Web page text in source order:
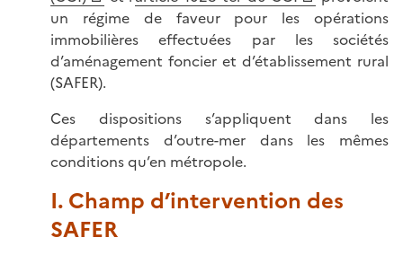
un régime de faveur pour les opérations
immobilières effectuées par les sociétés
d’aménagement foncier et d’établissement rural
(SAFER).
Ces dispositions s’appliquent dans les
départements d’outre-mer dans les mêmes
conditions qu’en métropole.
I. Champ d’intervention des
SAFER